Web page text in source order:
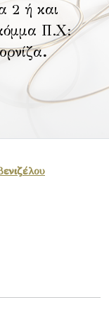
2 ή και
Π.Χ:
.